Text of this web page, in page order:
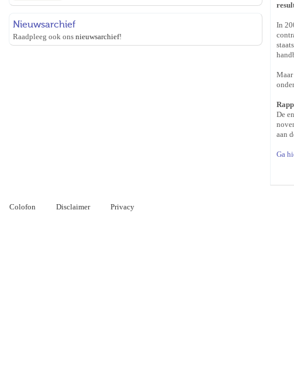
In
De
aan
Ga
Nieuwsarchief
Raadpleeg ook ons nieuwsarchief!
Colofon Disclaimer Privacy